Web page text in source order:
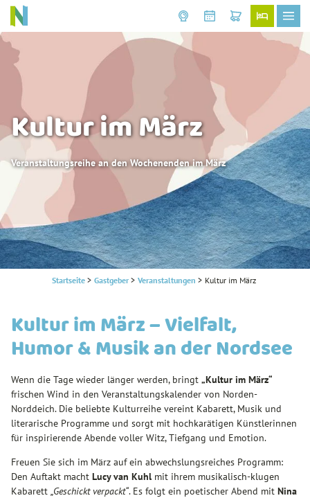
Kultur im März
Veranstaltungsreihe an den Wochenenden im März
Startseite> Gastgeber> Veranstaltungen > Kultur im März
Kultur im März – Vielfalt,
Humor & Musik an der Nordsee
Wenn die Tage wieder länger werden, bringt „Kultur im März“
frischen Wind in den Veranstaltungskalender von Norden-
Norddeich. Die beliebte Kulturreihe vereint Kabarett, Musik und
literarische Programme und sorgt mit hochkarätigen Künstlerinnen
für inspirierende Abende voller Witz, Tiefgang und Emotion.
Freuen Sie sich im März auf ein abwechslungsreiches Programm:
Den Auftakt macht Lucy van Kuhl mit ihrem musikalisch-klugen
Kabarett „Geschickt verpackt“. Es folgt ein poetischer Abend mit Nina